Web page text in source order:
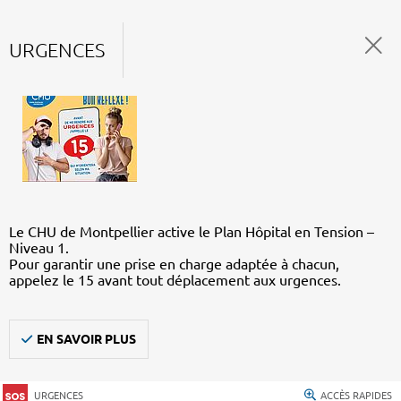
URGENCES
Le CHU de Montpellier active le Plan Hôpital en Tension –
Niveau 1.
Pour garantir une prise en charge adaptée à chacun,
appelez le 15 avant tout déplacement aux urgences.
EN SAVOIR PLUS
URGENCES ACCÈS RAPIDES